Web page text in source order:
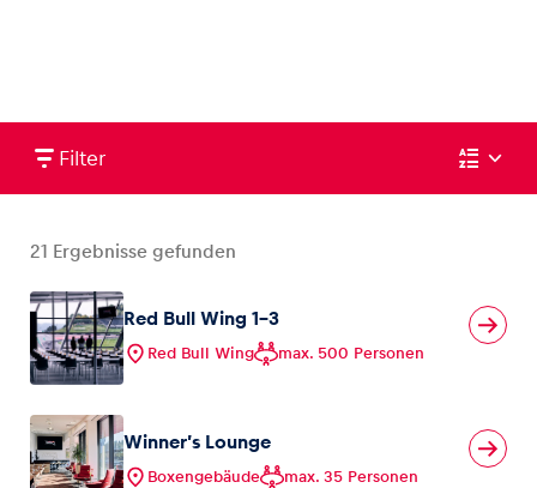
Filter
21 Ergebnisse gefunden
Red Bull Wing 1-3
Red Bull Wing max. 500 Personen
Winner’s Lounge
Boxengebäude max. 35 Personen